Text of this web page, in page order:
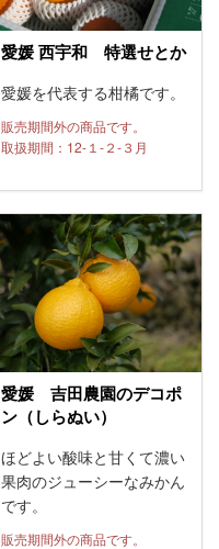
愛媛 西宇和 特選せとか
愛媛を代表する柑橘です。
販売期間外の商品です。
取扱期間：12-１-２-３月
愛媛 吉田農園のデコポ
ン（しらぬい）
ほどよい酸味と甘くて濃い
果肉のジューシーなみかん
です。
販売期間外の商品です。